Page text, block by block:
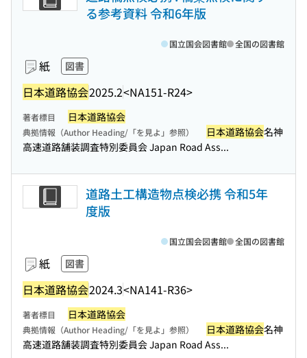
る参考資料 令和6年版
紙 図書
日本道路協会2025.2<NA151-R24>
国立国会図書館 全国の図書館
著者標目 日本道路協会
典拠情報（Author Heading/「を見よ」参照） 日本道路協会名神
高速道路舗装調査特別委員会 Japan Road Ass...
道路土工構造物点検必携 令和5年
度版
紙 図書
日本道路協会2024.3<NA141-R36>
国立国会図書館 全国の図書館
著者標目 日本道路協会
典拠情報（Author Heading/「を見よ」参照） 日本道路協会名神
高速道路舗装調査特別委員会 Japan Road Ass...